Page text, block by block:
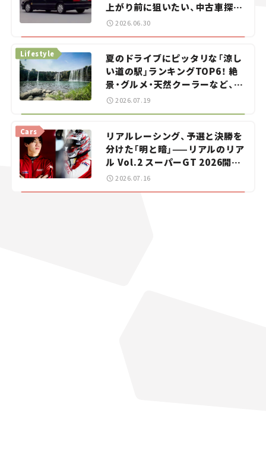
上がり前に狙いたい、中古車探し
をお手伝い――ちょっとイケてるマ
2026.06.30
夏のドライブにピッタリな「涼し
い道の駅」ランキングTOP6！ 絶
景・グルメ・天然クーラーなど、避
暑におすすめのスポットを紹介
【道の駅マニアの推し駅ガイド】
Lifestyle
2026.07.19
リアルレーシング、予選と決勝を
分けた「明と暗」——リアルのリア
ル Vol.2 スーパーGT 2026開幕
戦 岡山国際サーキット
Cars
2026.07.16